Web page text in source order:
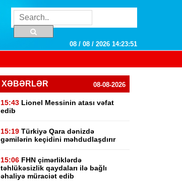
08 / 08 / 2026 14:23:52
XƏBƏRLƏR 08-08-2026
15:43 Lionel Messinin atası vəfat
edib
15:19 Türkiyə Qara dənizdə
gəmilərin keçidini məhdudlaşdırır
15:06 FHN çimərliklərdə
təhlükəsizlik qaydaları ilə bağlı
əhaliyə müraciət edib